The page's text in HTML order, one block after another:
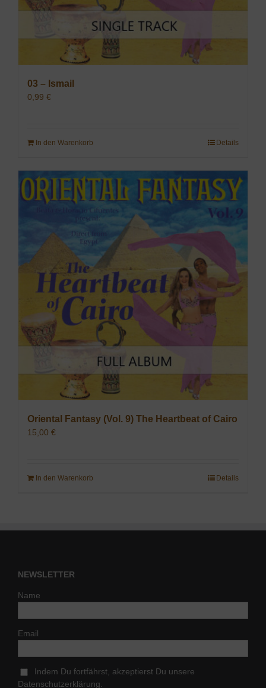
03 – Ismail
0,99 €
In den Warenkorb Details
Oriental Fantasy (Vol. 9) The Heartbeat of Cairo
15,00 €
In den Warenkorb Details
NEWSLETTER
Name
Email
Indem Du fortfährst, akzeptierst Du unsere
Datenschutzerklärung.